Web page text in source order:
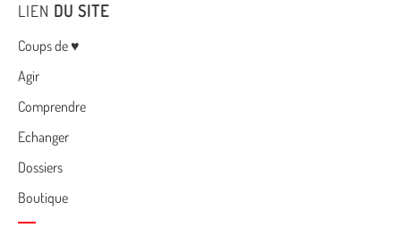
LIEN DU SITE
Menu
Coups de ♥
Agir
Comprendre
Echanger
Dossiers
Boutique